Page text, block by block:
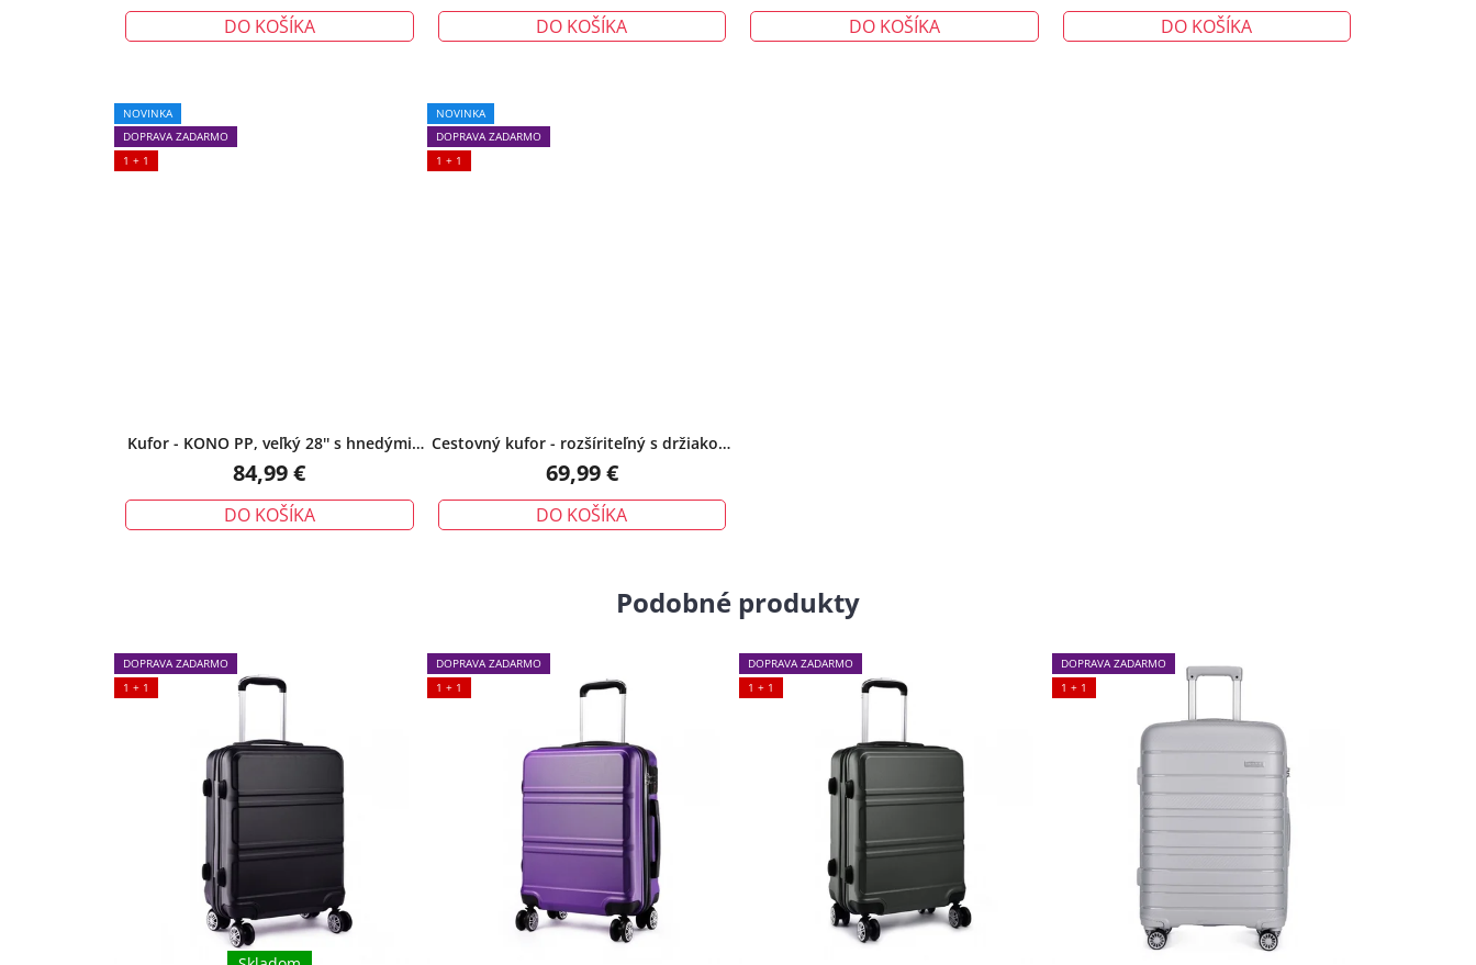
DO KOŠÍKA DO KOŠÍKA DO KOŠÍKA DO KOŠÍKA
NOVINKA
DOPRAVA ZADARMO
1 + 1
Kufor - KONO PP, veľký 28'' s hnedými
detailmi – zelený
84,99 €
DO KOŠÍKA
NOVINKA
DOPRAVA ZADARMO
1 + 1
Cestovný kufor - rozšíriteľný s držiakom
na pohár, malý, zelený
69,99 €
DO KOŠÍKA
Podobné produkty
DOPRAVA ZADARMO
1 + 1
DOPRAVA ZADARMO
1 + 1
DOPRAVA ZADARMO
1 + 1
DOPRAVA ZADARMO
1 + 1